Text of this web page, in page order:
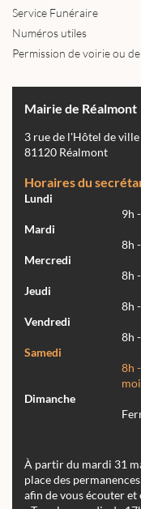
Service Funéraire
Numéros utiles
Permission de voirie ou
Mairie de Réalmont
3 rue de l'Hôtel de ville
81120 Réalmont
Horaires du
Lundi
9h
Mardi
8h
Mercredi
8h
Jeudi
8h
Vendredi
8h
Samedi
8h
Dimanche
À partir du mardi 31
place des permanences
afin de vous écouter